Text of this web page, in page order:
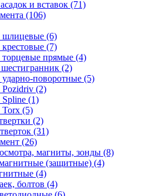
и вставок (71)
(106)
шлицевые (6)
(7)
торцевые прямые (4)
(2)
поворотные (5)
(2)
(1)
Torx (5)
(2)
(31)
(26)
магниты, зонды (8)
(защитные) (4)
(4)
болтов (4)